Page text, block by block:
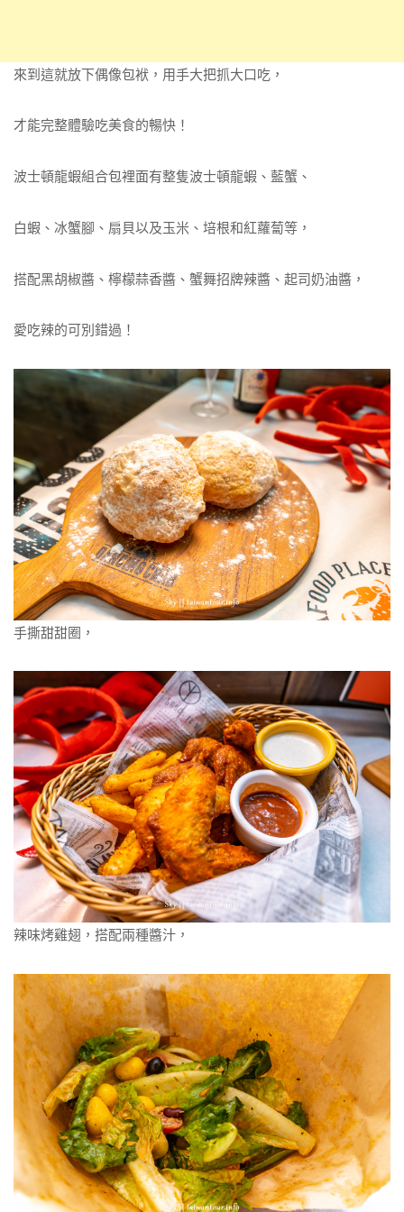
來到這就放下偶像包袱，用手大把抓大口吃，
才能完整體驗吃美食的暢快！
波士頓龍蝦組合包裡面有整隻波士頓龍蝦、藍蟹、
白蝦、冰蟹腳、扇貝以及玉米、培根和紅蘿蔔等，
搭配黑胡椒醬、檸檬蒜香醬、蟹舞招牌辣醬、起司奶油醬，
愛吃辣的可別錯過！
手撕甜甜圈，
辣味烤雞翅，搭配兩種醬汁，